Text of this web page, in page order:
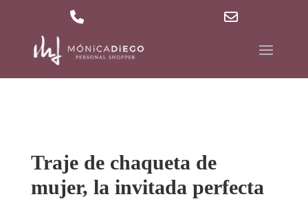
629 36 27 40 md@mdpersonalshopper.com
Traje de chaqueta de
mujer, la invitada perfecta
Number
Address